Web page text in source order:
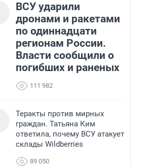
ВСУ ударили
дронами и ракетами
по одиннадцати
регионам России.
Власти сообщили о
погибших и раненых
111 982
Теракты против мирных
граждан. Татьяна Ким
ответила, почему ВСУ атакует
склады Wildberries
89 050